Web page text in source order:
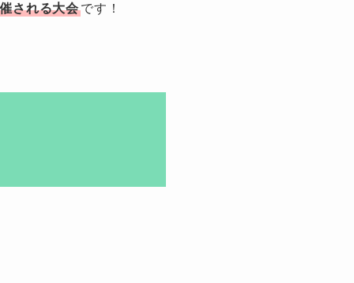
される大会です！